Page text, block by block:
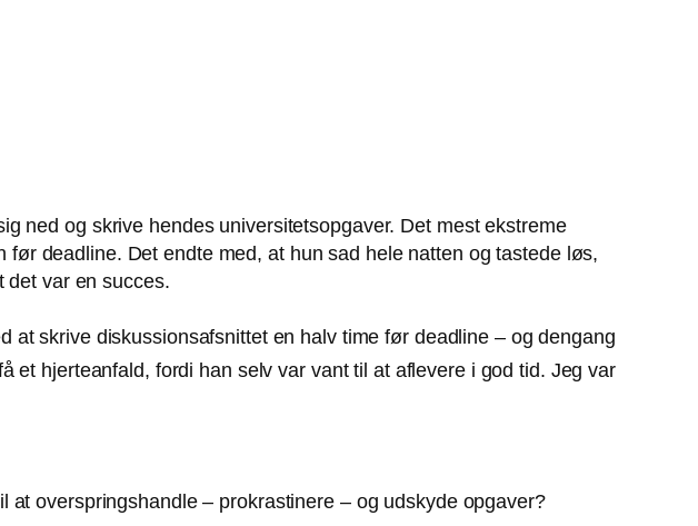
ned og skrive hendes universitetsopgaver. Det mest ekstreme
deadline. Det endte med, at hun sad hele natten og tastede løs,
det var en succes.
at skrive diskussionsafsnittet en halv time før deadline – og dengang
et hjerteanfald, fordi han selv var vant til at aflevere i god tid. Jeg var
overspringshandle – prokrastinere – og udskyde opgaver?